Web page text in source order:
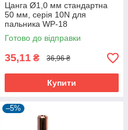
Цанга Ø1,0 мм стандартна
50 мм, серія 10N для
пальника WP-18
Готово до відправки
35,11 ₴ 36,96 ₴
Купити
–5%